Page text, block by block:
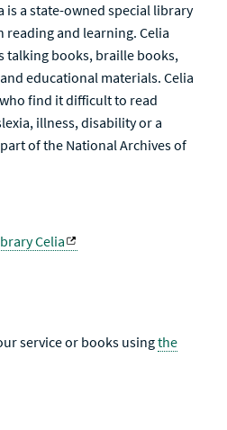
is a state-owned special library
and learning. Celia
talking books, braille books,
educational materials. Celia
find it difficult to read
illness, disability or a
of the National Archives of
Celia
service or books usingthe